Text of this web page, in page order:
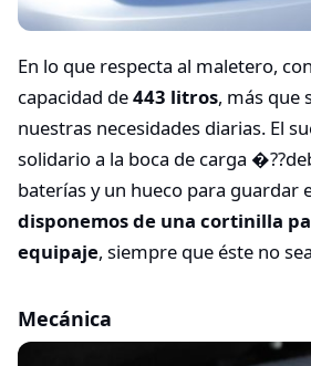
En lo que respecta al maletero,
capacidad de443 litros, más que
nuestras necesidades diarias. El
solidario a la boca de carga
baterías y un hueco para guardar
disponemos de una cortinilla
equipaje, siempre que éste no
Mecánica